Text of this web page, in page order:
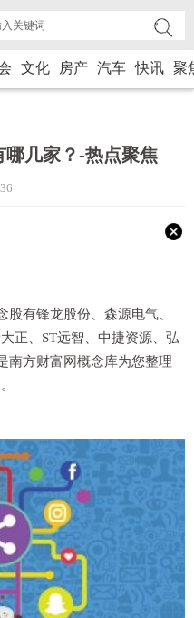
文化 房产 汽车 快讯 聚
几家？-热点聚焦
有锋龙股份、森源电气、
正、ST远智、中捷资源、弘
南方财富网概念库为您整理